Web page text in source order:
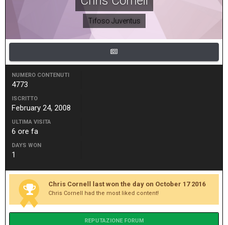
Tifoso Juventus
NUMERO CONTENUTI
4773
ISCRITTO
February 24, 2008
ULTIMA VISITA
6 ore fa
DAYS WON
1
Chris Cornell last won the day on October 17 2016
Chris Cornell had the most liked content!
REPUTAZIONE FORUM